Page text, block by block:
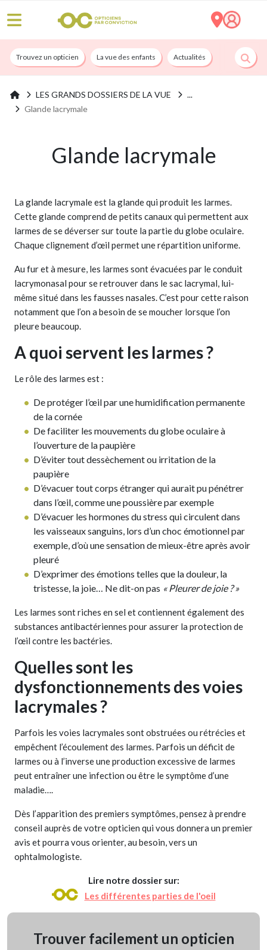
Trouvez un opticien La vue des enfants Actualités Nos services
LES GRANDS DOSSIERS DE LA VUE
Glande lacrymale
Glande lacrymale
La glande lacrymale est la glande qui produit les larmes.
Cette glande comprend de petits canaux qui permettent aux
larmes de se déverser sur toute la partie du globe oculaire.
Chaque clignement d’œil permet une répartition uniforme.
Au fur et à mesure, les larmes sont évacuées par le conduit
lacrymonasal pour se retrouver dans le sac lacrymal, lui-
même situé dans les fausses nasales. C’est pour cette raison
notamment que l’on a besoin de se moucher lorsque l’on
pleure beaucoup.
A quoi servent les larmes ?
Le rôle des larmes est :
De protéger l’œil par une humidification permanente
de la cornée
De faciliter les mouvements du globe oculaire à
l’ouverture de la paupière
D’éviter tout dessèchement ou irritation de la
paupière
D’évacuer tout corps étranger qui aurait pu pénétrer
dans l’œil, comme une poussière par exemple
D’évacuer les hormones du stress qui circulent dans
les vaisseaux sanguins, lors d’un choc émotionnel par
exemple, d’où une sensation de mieux-être après avoir
pleuré
D’exprimer des émotions telles que la douleur, la
tristesse, la joie… Ne dit-on pas « Pleurer de joie ? »
Les larmes sont riches en sel et contiennent également des
substances antibactériennes pour assurer la protection de
l’œil contre les bactéries.
Quelles sont les
dysfonctionnements des voies
lacrymales ?
Parfois les voies lacrymales sont obstruées ou rétrécies et
empêchent l’écoulement des larmes. Parfois un déficit de
larmes ou à l’inverse une production excessive de larmes
peut entraîner une infection ou être le symptôme d’une
maladie….
Dès l’apparition des premiers symptômes, pensez à prendre
conseil auprès de votre opticien qui vous donnera un premier
avis et pourra vous orienter, au besoin, vers un
ophtalmologiste.
Lire notre dossier sur:
Les différentes parties de l'oeil
Trouver facilement un opticien